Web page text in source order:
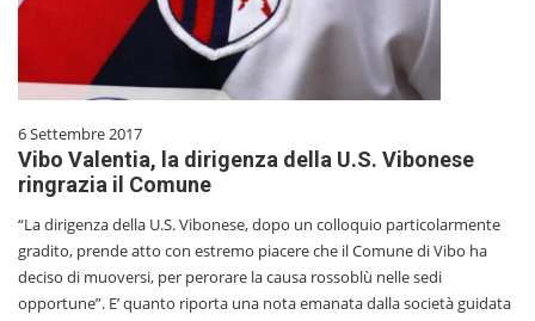
6 Settembre 2017
Vibo Valentia, la dirigenza della U.S. Vibonese
ringrazia il Comune
“La dirigenza della U.S. Vibonese, dopo un colloquio particolarmente
gradito, prende atto con estremo piacere che il Comune di Vibo ha
deciso di muoversi, per perorare la causa rossoblù nelle sedi
opportune”. E’ quanto riporta una nota emanata dalla società guidata